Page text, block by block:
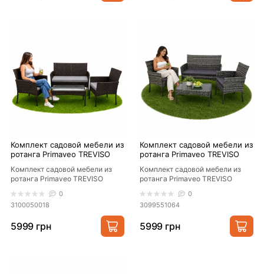
Комплект садовой мебели из
ротанга Primaveo TREVISO
коричневый с серыми
мягкими подушками
(Польша)
Комплект садовой мебели из
ротанга Primaveo TREVISO
коричневый с серыми ..
0
3100050018
5999 грн
Комплект садовой мебели из
ротанга Primaveo TREVISO
с мягкими подушками,
Серый (Польша)
Комплект садовой мебели из
ротанга Primaveo TREVISO
мягкими подушками,..
0
3099551064
5999 грн